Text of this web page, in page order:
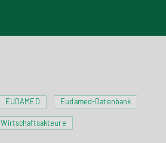
EUDAMED Eudamed-Datenbank
Wirtschaftsakteure